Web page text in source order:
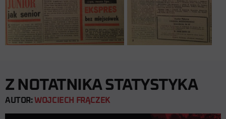
Z NOTATNIKA STATYSTYKA
AUTOR: WOJCIECH FRĄCZEK